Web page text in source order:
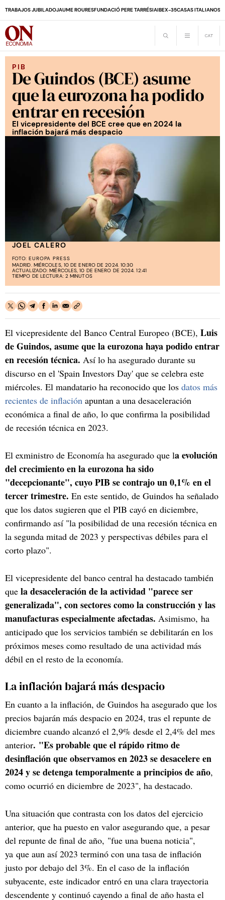
TRABAJOS JUBILADOJAUME ROURESFUNDACIÓ PERE TARRÉSIAIBEX-35CASAS ITALIANOS
PIB
De Guindos (BCE) asume
que la eurozona ha podido
entrar en recesión
El vicepresidente del BCE cree que en 2024 la
inflación bajará más despacio
JOEL CALERO
FOTO: EUROPA PRESS
MADRID. MIÉRCOLES, 10 DE ENERO DE 2024. 10:30
ACTUALIZADO: MIÉRCOLES, 10 DE ENERO DE 2024. 12:41
TIEMPO DE LECTURA: 2 MINUTOS
El vicepresidente del Banco Central Europeo (BCE), Luis
de Guindos, asume que la eurozona haya podido entrar
en recesión técnica. Así lo ha asegurado durante su
discurso en el 'Spain Investors Day' que se celebra este
miércoles. El mandatario ha reconocido que los datos más
recientes de inflación apuntan a una desaceleración
económica a final de año, lo que confirma la posibilidad
de recesión técnica en 2023.
El exministro de Economía ha asegurado que la evolución
del crecimiento en la eurozona ha sido
"decepcionante", cuyo PIB se contrajo un 0,1% en el
tercer trimestre. En este sentido, de Guindos ha señalado
que los datos sugieren que el PIB cayó en diciembre,
confirmando así "la posibilidad de una recesión técnica en
la segunda mitad de 2023 y perspectivas débiles para el
corto plazo".
El vicepresidente del banco central ha destacado también
que la desaceleración de la actividad "parece ser
generalizada", con sectores como la construcción y las
manufacturas especialmente afectadas. Asimismo, ha
anticipado que los servicios también se debilitarán en los
próximos meses como resultado de una actividad más
débil en el resto de la economía.
La inflación bajará más despacio
En cuanto a la inflación, de Guindos ha asegurado que los
precios bajarán más despacio en 2024, tras el repunte de
diciembre cuando alcanzó el 2,9% desde el 2,4% del mes
anterior. "Es probable que el rápido ritmo de
desinflación que observamos en 2023 se desacelere en
2024 y se detenga temporalmente a principios de año,
como ocurrió en diciembre de 2023", ha destacado.
Una situación que contrasta con los datos del ejercicio
anterior, que ha puesto en valor asegurando que, a pesar
del repunte de final de año, "fue una buena noticia",
ya que aun así 2023 terminó con una tasa de inflación
justo por debajo del 3%. En el caso de la inflación
subyacente, este indicador entró en una clara trayectoria
descendente y continuó cayendo a final de año hasta el